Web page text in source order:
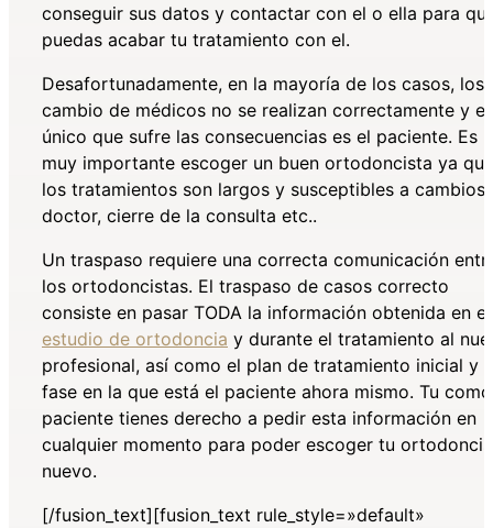
conseguir sus datos y contactar con el o ella para
puedas acabar tu tratamiento con el.
Desafortunadamente, en la mayoría de los casos, los
cambio de médicos no se realizan correctamente y el
único que sufre las consecuencias es el paciente. Es
muy importante escoger un buen ortodoncista ya que
los tratamientos son largos y susceptibles a cambios
doctor, cierre de la consulta etc..
Un traspaso requiere una correcta comunicación
los ortodoncistas. El traspaso de casos correcto
consiste en pasar TODA la información obtenida en el
estudio de ortodoncia y durante el tratamiento al
profesional, así como el plan de tratamiento inicial y
fase en la que está el paciente ahora mismo. Tu como
paciente tienes derecho a pedir esta información en
cualquier momento para poder escoger tu
nuevo.
[/fusion_text][fusion_text rule_style=»default»